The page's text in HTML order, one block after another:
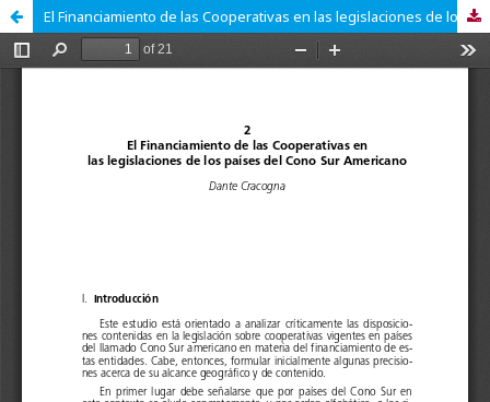
El Financiamiento de las Cooperativas en las legislaciones de los países del Cono Sur Americano